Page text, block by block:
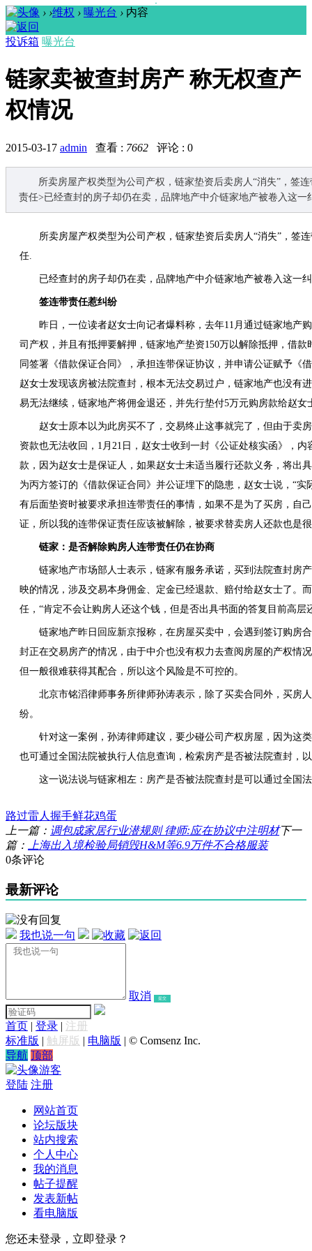
› ›维权 › 曝光台 › 内容
投诉箱 曝光台
链家卖被查封房产 称无权查产
权情况
2015-03-17 admin 查看 : 7662 评论 : 0
所卖房屋产权类型为公司产权，链家垫资后卖房人“消失”，签
责任>已经查封的房子却仍在卖，品牌地产中介链家地产被卷入这一
所卖房屋产权类型为公司产权，链家垫资后卖房人“消失”，签连
任.
已经查封的房子却仍在卖，品牌地产中介链家地产被卷入这一
签连带责任惹纠纷
昨日，一位读者赵女士向记者爆料称，去年11月通过链家地产
司产权，并且有抵押要解押，链家地产垫资150万以解除抵押，借
同签署《借款保证合同》，承担连带保证协议，并申请公证赋予《
赵女士发现该房被法院查封，根本无法交易过户，链家地产也没有
易无法继续，链家地产将佣金退还，并先行垫付5万元购房款给赵女
赵女士原本以为此房买不了，交易终止这事就完了，但由于卖房
资款也无法收回，1月21日，赵女士收到一封《公证处核实函》，
款，因为赵女士是保证人，如果赵女士未适当履行还款义务，将出
为丙方签订的《借款保证合同》并公证埋下的隐患，赵女士说，“
有后面垫资时被要求承担连带责任的事情，如果不是为了买房，自
证，所以我的连带保证责任应该被解除，被要求替卖房人还款也是
链家：是否解除购房人连带责任仍在协商
链家地产市场部人士表示，链家有服务承诺，买到法院查封房
映的情况，涉及交易本身佣金、定金已经退款、赔付给赵女士了。
任，“肯定不会让购房人还这个钱，但是否出具书面的答复目前高层
链家地产昨日回应新京报称，在房屋买卖中，会遇到签订购房
封正在交易房产的情况，由于中介也没有权力去查阅房屋的产权情
但一般很难获得其配合，所以这个风险是不可控的。
北京市铭滔律师事务所律师孙涛表示，除了买卖合同外，买房
纷。
针对这一案例，孙涛律师建议，要少碰公司产权房屋，因为这
也可通过全国法院被执行人信息查询，检索房产是否被法院查封，
这一说法说与链家相左：房产是否被法院查封是可以通过全国
路过雷人 握手鲜花鸡蛋
上一篇： 调包成家居行业潜规则 律师:应在协议中注明材下一
篇：
上海出入境检验局销毁H&M等6.9万件不合格服装
0条评论
最新评论
我也说一句
取消 提交
首页 | 登录 | 注册
标准版 | 触屏版 | 电脑版 | © Comsenz Inc.
导航 顶部
游客
登陆 注册
网站首页
论坛版块
站内搜索
个人中心
我的消息
帖子提醒
发表新帖
看电脑版
您还未登录，立即登录？